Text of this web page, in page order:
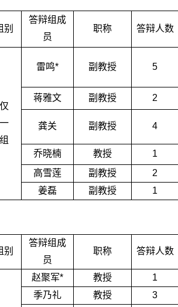
别
答辩组成
员
职称 答辩人数
仅
一
组
雷鸣* 副教授 5
蒋雅文 副教授 2
龚关 副教授 4
乔晓楠 教授
1
高雪莲
副教授
2
姜磊
副教授 1
别
答辩组成
员
职称 答辩人数
赵聚军* 教授
1
季乃礼
教授 3